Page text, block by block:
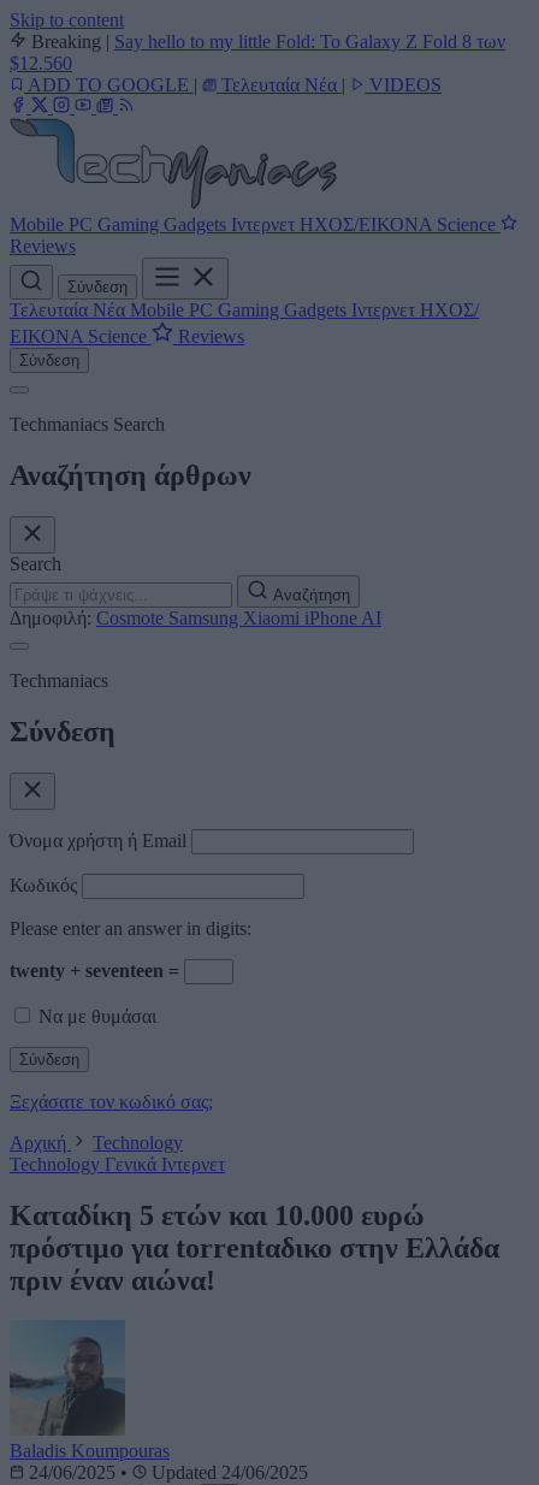
Skip to content
Breaking | Say hello to my little Fold: Το Galaxy Z Fold 8 των
$12.560
ADD TO GOOGLE | Τελευταία Νέα | VIDEOS
Mobile PC Gaming Gadgets Ιντερνετ ΗΧΟΣ/ΕΙΚΟΝΑ Science
Reviews
Σύνδεση
Τελευταία Νέα Mobile PC Gaming Gadgets Ιντερνετ ΗΧΟΣ/
ΕΙΚΟΝΑ Science Reviews
Σύνδεση
Techmaniacs Search
Αναζήτηση άρθρων
Search
Αναζήτηση
Δημοφιλή: Cosmote Samsung Xiaomi iPhone AI
Techmaniacs
Σύνδεση
Όνομα χρήστη ή Email
Κωδικός
Please enter an answer in digits:
twenty + seventeen =
Να με θυμάσαι
Ξεχάσατε τον κωδικό σας;
Αρχική
Technology
Technology Γενικά Ιντερνετ
Καταδίκη 5 ετών και 10.000 ευρώ
πρόστιμο για torrentαδικο στην Ελλάδα
πριν έναν αιώνα!
Baladis Koumpouras
24/06/2025 •
Updated 24/06/2025